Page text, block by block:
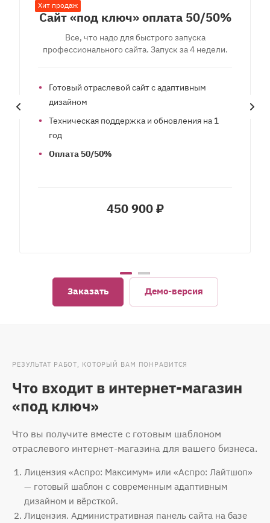
Хит продаж
Сайт «под ключ» оплата 50/50%
Все, что надо для быстрого запуска
профессионального сайта. Запуск за 4 недели.
Готовый отраслевой сайт с адаптивным
дизайном
Техническая поддержка и обновления на 1
год
Оплата 50/50%
450 900 ₽
Заказать Демо-версия
РЕЗУЛЬТАТ РАБОТ, КОТОРЫЙ ВАМ ПОНРАВИТСЯ
Что входит в интернет-магазин
«под ключ»
Что вы получите вместе с готовым шаблоном
отраслевого интернет-магазина для вашего бизнеса.
Лицензия «Аспро: Максимум» или «Аспро: Лайтшоп»
— готовый шаблон с современным адаптивным
дизайном и вёрсткой.
Лицензия. Административная панель сайта на базе